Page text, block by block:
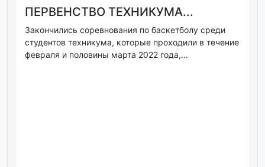
ПЕРВЕНСТВО ТЕХНИКУМА...
Закончились соревнования по баскетболу среди
студентов техникума, которые проходили в течение
февраля и половины марта 2022 года,...